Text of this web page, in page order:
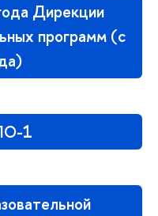
Дирекции
программ (с
1